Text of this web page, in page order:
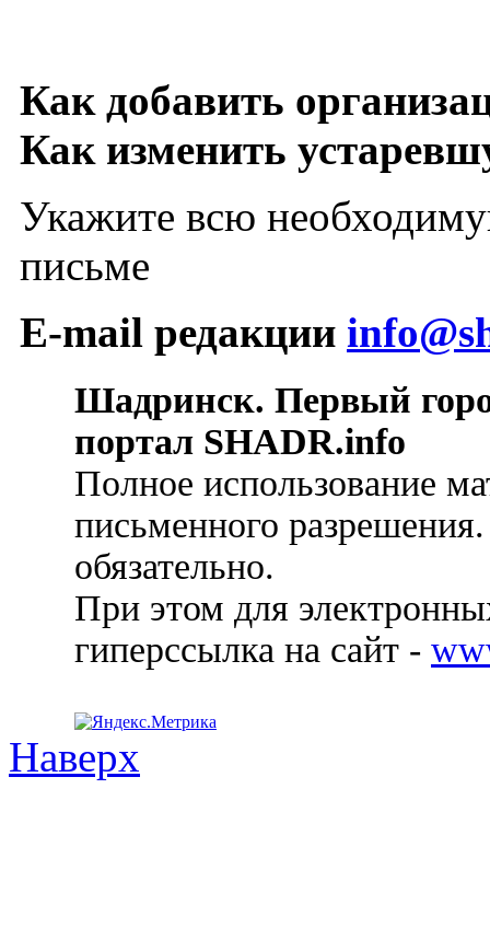
Как добавить
Как изменить
Укажите всю
письме
E-mail редакции
Шадринск. Первый
портал SHADR.info
Полное использование
письменного
обязательно.
При этом для
гиперссылка на сайт -
Наверх